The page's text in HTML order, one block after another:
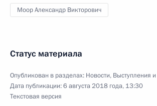
Моор Александр Викторович
Статус материала
Опубликован в разделах: Новости, Выступления
Дата публикации:6 августа 2018 года, 13:30
Текстовая версия